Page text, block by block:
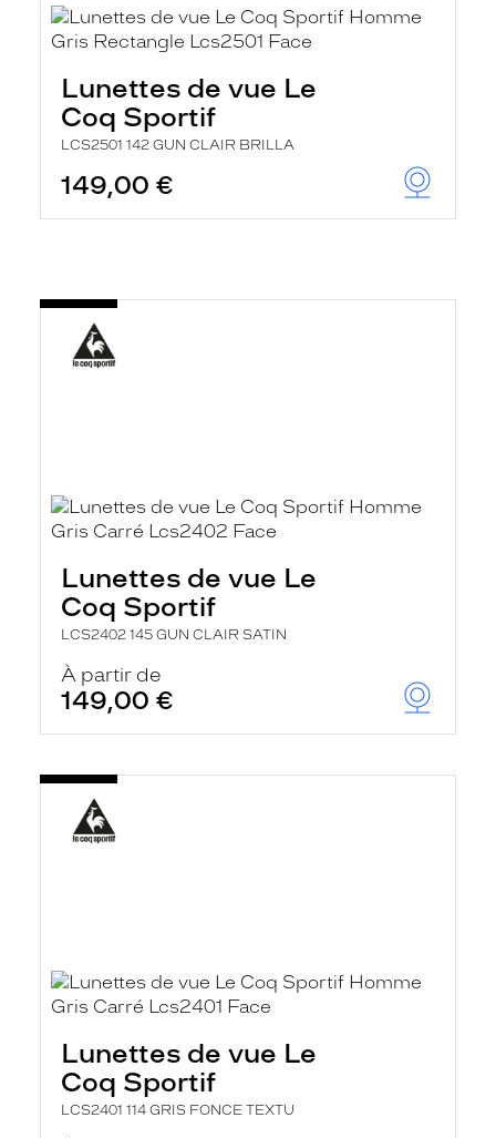
Lunettes de vue Le
Coq Sportif
LCS2501 142 GUN CLAIR BRILLA
149,00 €
Lunettes de vue Le
Coq Sportif
LCS2402 145 GUN CLAIR SATIN
À partir de
149,00 €
Lunettes de vue Le
Coq Sportif
LCS2401 114 GRIS FONCE TEXTU